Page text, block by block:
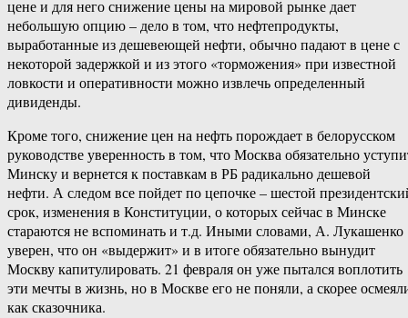
цене и для него снижение цены на мировой рынке дает
небольшую опцию – дело в том, что нефтепродукты,
выработанные из дешевеющей нефти, обычно падают в цене с
некоторой задержкой и из этого «торможения» при известной
ловкости и оперативности можно извлечь определенный
дивиденды.
Кроме того, снижение цен на нефть порождает в белорусском
руководстве уверенность в том, что Москва обязательно
Минску и вернется к поставкам в РБ радикально дешевой
нефти. А следом все пойдет по цепочке – шестой
срок, изменения в Конституции, о которых сейчас в Минске
стараются не вспоминать и т.д. Иными словами, А. Лукашенко
уверен, что он «выдержит» и в итоге обязательно вынудит
Москву капитулировать. 21 февраля он уже пытался воплотить
эти мечты в жизнь, но в Москве его не поняли, а скорее
как сказочника.